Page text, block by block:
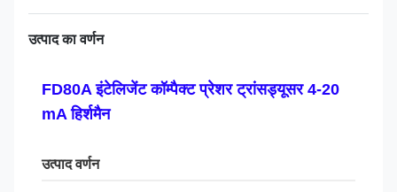
उत्पाद का वर्णन
FD80A इंटेलिजेंट कॉम्पैक्ट प्रेशर ट्रांसड्यूसर 4-20
mA हिर्शमैन
उत्पाद वर्णन